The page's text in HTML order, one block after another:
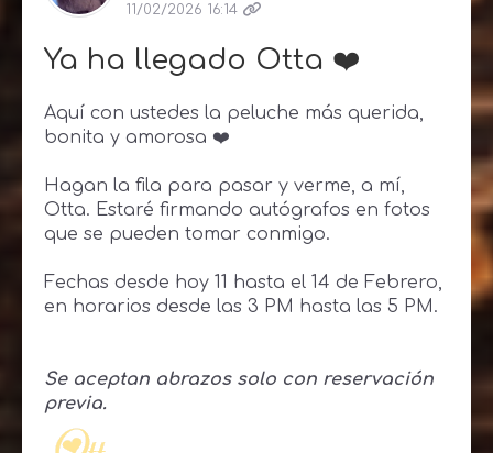
11/02/2026 16:14
Ya ha llegado Otta ❤️
Aquí con ustedes la peluche más querida,
bonita y amorosa ❤️
Hagan la fila para pasar y verme, a mí,
Otta. Estaré firmando autógrafos en fotos
que se pueden tomar conmigo.
Fechas desde hoy 11 hasta el 14 de Febrero,
en horarios desde las 3 PM hasta las 5 PM.
Se aceptan abrazos solo con reservación
previa.